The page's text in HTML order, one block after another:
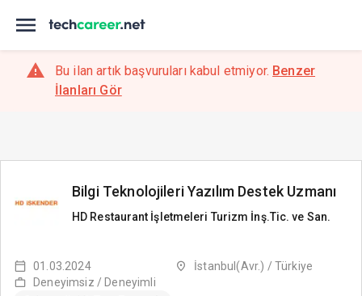
Bu ilan artık başvuruları kabul etmiyor. Benzer
İlanları Gör
Bilgi Teknolojileri Yazılım Destek Uzmanı
HD Restaurant İşletmeleri Turizm İnş.Tic. ve San.
01.03.2024
İstanbul(Avr.) / Türkiye
Deneyimsiz / Deneyimli